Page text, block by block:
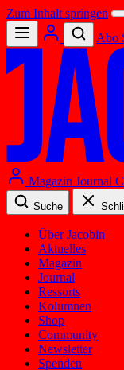
Zum Inhalt springen
Abo
Magazin Journal
Suche
Über Jacobin
Aktuelles
Magazin
Journal
Ressorts
Kolumnen
Shop
Community
Newsletter
Spenden